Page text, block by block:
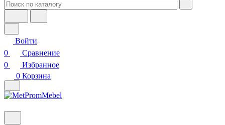
Войти
0
Сравнение
0
Избранное
0 Корзина